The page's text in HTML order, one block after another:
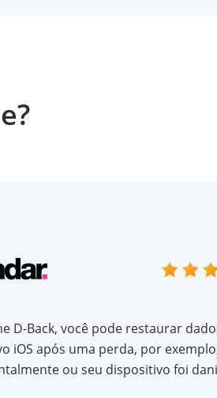
D-Back, você pode restaurar
iOS após uma perda, por
ou seu dispositivo foi